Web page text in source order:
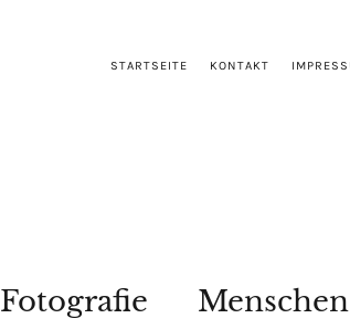
STARTSEITE KONTAKT
Fotografie Menschen